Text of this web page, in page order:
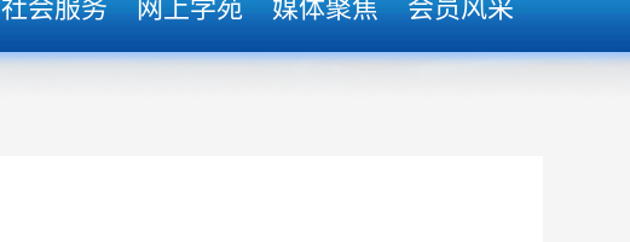
社会服务 网上学苑 媒体聚焦 会员风采